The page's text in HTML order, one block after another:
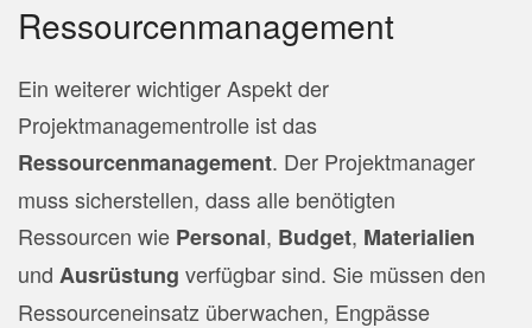
Ressourcenmanagement
Ein weiterer wichtiger Aspekt der
Projektmanagementrolle ist das
Ressourcenmanagement. Der Projektmanager
muss sicherstellen, dass alle benötigten
Ressourcen wie Personal, Budget, Materialien
und Ausrüstung verfügbar sind. Sie müssen den
Ressourceneinsatz überwachen, Engpässe